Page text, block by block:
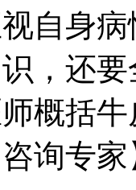
自身
，还
师概括
咨询专